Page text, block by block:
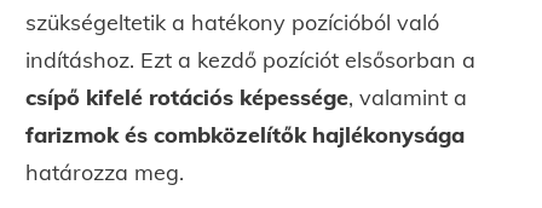
szükségeltetik a hatékony pozícióból való
indításhoz. Ezt a kezdő pozíciót elsősorban a
csípő kifelé rotációs képessége, valamint a
farizmok és combközelítők hajlékonysága
határozza meg.